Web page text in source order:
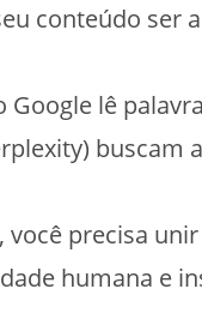
conteúdo ser
Google lê
buscam
você precisa
humana e